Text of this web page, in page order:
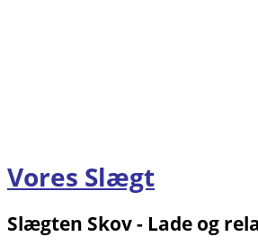
Vores Slægt
Slægten Skov - Lade og